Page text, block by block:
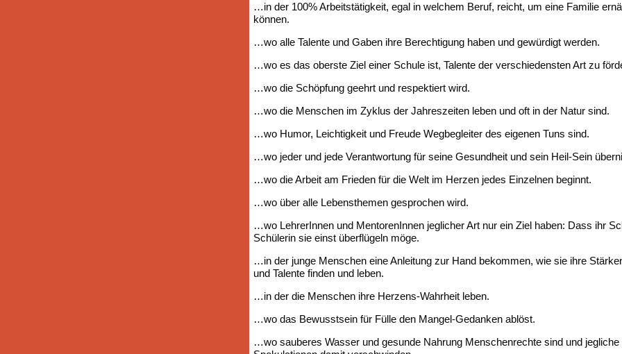
…in der 100% Arbeitstätigkeit, egal in welchem Beruf, reicht, um eine Familie
können.
…wo alle Talente und Gaben ihre Berechtigung haben und gewürdigt werden.
…wo es das oberste Ziel einer Schule ist, Talente der verschiedensten Art zu
…wo die Schöpfung geehrt und respektiert wird.
…wo die Menschen im Zyklus der Jahreszeiten leben und oft in der Natur sind.
…wo Humor, Leichtigkeit und Freude Wegbegleiter des eigenen Tuns sind.
…wo jeder und jede Verantwortung für seine Gesundheit und sein Heil-Sein
…wo die Arbeit am Frieden für die Welt im Herzen jedes Einzelnen beginnt.
…wo über alle Lebensthemen gesprochen wird.
…wo LehrerInnen und MentorenInnen jeglicher Art nur ein Ziel haben: Dass ihr
Schülerin sie einst überflügeln möge.
…in der junge Menschen eine Anleitung zur Hand bekommen, wie sie ihre
und Talente finden und leben.
…in der die Menschen ihre Herzens-Wahrheit leben.
…wo das Bewusstsein für Fülle den Mangel-Gedanken ablöst.
…wo sauberes Wasser und gesunde Nahrung Menschenrechte sind und jegliche